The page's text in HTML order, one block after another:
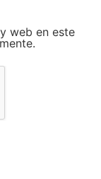
web en este